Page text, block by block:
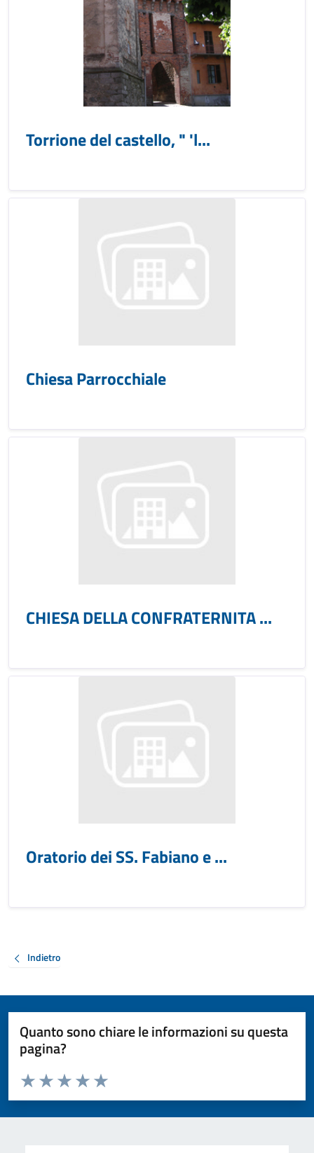
Torrione del castello, " 'l...
Chiesa Parrocchiale
CHIESA DELLA CONFRATERNITA ...
Oratorio dei SS. Fabiano e ...
Indietro
Quanto sono chiare le informazioni su questa
pagina?
Valuta da 1 a 5 stelle la pagina
Valuta 5 stelle su 5
Valuta 4 stelle su 5
Valuta 3 stelle su 5
Valuta 2 stelle su 5
Valuta 1 stelle su 5